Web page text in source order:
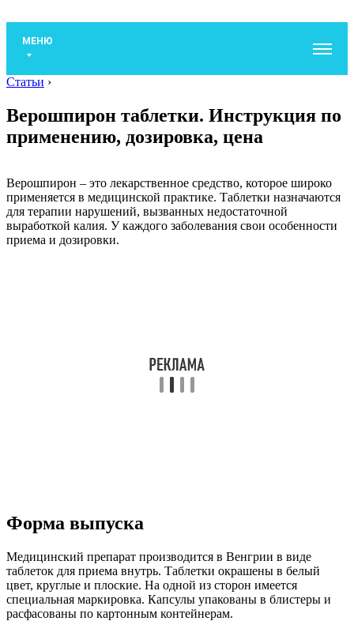
МЕНЮ
Статьи ›
Верошпирон таблетки. Инструкция по
применению, дозировка, цена
Верошпирон – это лекарственное средство, которое широко
применяется в медицинской практике. Таблетки назначаются
для терапии нарушений, вызванных недостаточной
выработкой калия. У каждого заболевания свои особенности
приема и дозировки.
Форма выпуска
Медицинский препарат производится в Венгрии в виде
таблеток для приема внутрь. Таблетки окрашены в белый
цвет, круглые и плоские. На одной из сторон имеется
специальная маркировка. Капсулы упакованы в блистеры и
расфасованы по картонным контейнерам.